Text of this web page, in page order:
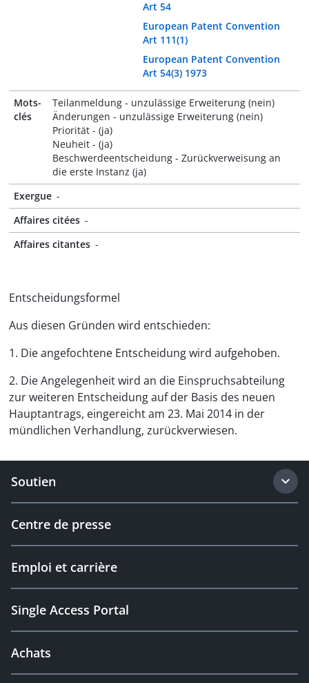
Art 54
European Patent Convention
Art 111(1)
European Patent Convention
Art 54(3) 1973
Mots-
clés
Teilanmeldung - unzulässige Erweiterung (nein)
Änderungen - unzulässige Erweiterung (nein)
Priorität - (ja)
Neuheit - (ja)
Beschwerdeentscheidung - Zurückverweisung an
die erste Instanz (ja)
Exergue -
Affaires citées -
Affaires citantes -
Entscheidungsformel
Aus diesen Gründen wird entschieden:
1. Die angefochtene Entscheidung wird aufgehoben.
2. Die Angelegenheit wird an die Einspruchsabteilung
zur weiteren Entscheidung auf der Basis des neuen
Hauptantrags, eingereicht am 23. Mai 2014 in der
mündlichen Verhandlung, zurückverwiesen.
Soutien
Centre de presse
Emploi et carrière
Single Access Portal
Achats